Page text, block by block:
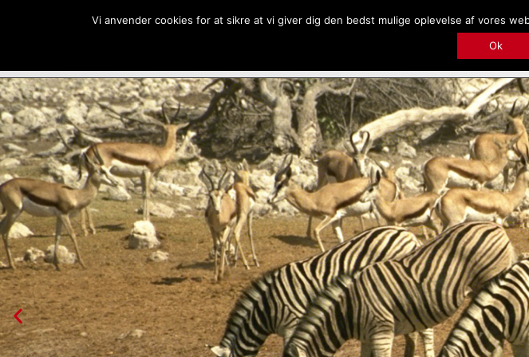
Forside
Vi anvender cookies for at sikre at vi giver dig den bedst mulige oplevelse af vores
Ok